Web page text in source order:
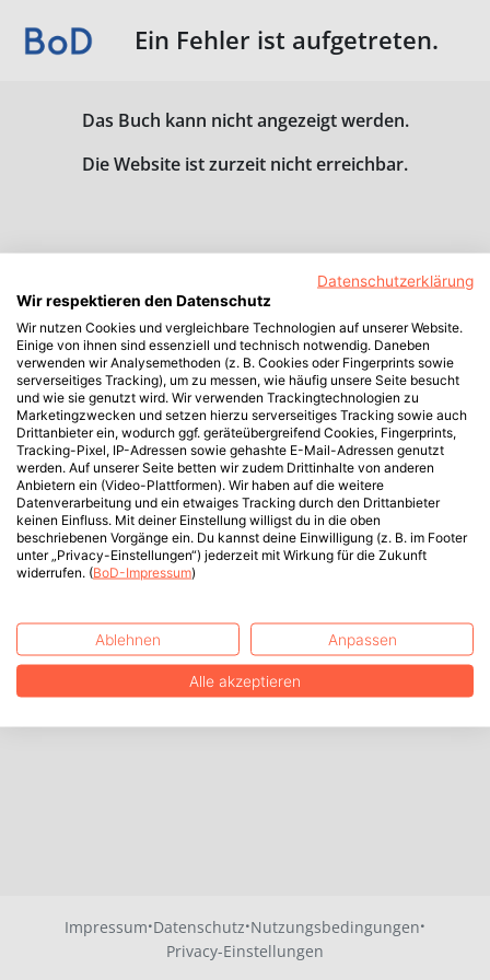
Ein Fehler ist aufgetreten.
Das Buch kann nicht angezeigt werden.
Die Website ist zurzeit nicht erreichbar.
Impressum·Datenschutz·Nutzungsbedingungen·
Privacy-Einstellungen
Datenschutzerklärung
Wir respektieren den Datenschutz
Wir nutzen Cookies und vergleichbare Technologien auf unserer Website.
Einige von ihnen sind essenziell und technisch notwendig. Daneben
verwenden wir Analysemethoden (z. B. Cookies oder Fingerprints sowie
serverseitiges Tracking), um zu messen, wie häufig unsere Seite besucht
und wie sie genutzt wird. Wir verwenden Trackingtechnologien zu
Marketingzwecken und setzen hierzu serverseitiges Tracking sowie auch
Drittanbieter ein, wodurch ggf. geräteübergreifend Cookies, Fingerprints,
Tracking-Pixel, IP-Adressen sowie gehashte E-Mail-Adressen genutzt
werden. Auf unserer Seite betten wir zudem Drittinhalte von anderen
Anbietern ein (Video-Plattformen). Wir haben auf die weitere
Datenverarbeitung und ein etwaiges Tracking durch den Drittanbieter
keinen Einfluss. Mit deiner Einstellung willigst du in die oben
beschriebenen Vorgänge ein. Du kannst deine Einwilligung (z. B. im Footer
unter „Privacy-Einstellungen“) jederzeit mit Wirkung für die Zukunft
widerrufen. (BoD-Impressum)
Ablehnen Anpassen
Alle akzeptieren